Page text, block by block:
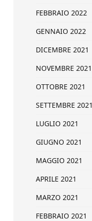
FEBBRAIO 2022
GENNAIO 2022
DICEMBRE 2021
NOVEMBRE 2021
OTTOBRE 2021
SETTEMBRE 2021
LUGLIO 2021
GIUGNO 2021
MAGGIO 2021
APRILE 2021
MARZO 2021
FEBBRAIO 2021